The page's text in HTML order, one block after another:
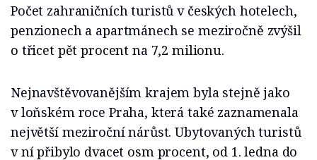
Počet zahraničních turistů v českých hotelech,
penzionech a apartmánech se meziročně zvýšil
o třicet pět procent na 7,2 milionu.
Nejnavštěvovanějším krajem byla stejně jako
v loňském roce Praha, která také zaznamenala
největší meziroční nárůst. Ubytovaných turistů
v ní přibylo dvacet osm procent, od 1. ledna do